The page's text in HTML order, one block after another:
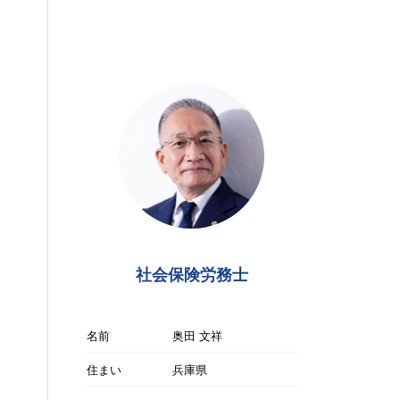
社会保険労務士
名前
奥田 文祥
住まい
兵庫県